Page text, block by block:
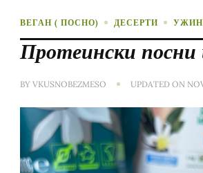
ВЕГАН ( ПОСНО) ДЕСЕРТИ
Протеински
BY VKUSNOBEZMESO UPDATED ON